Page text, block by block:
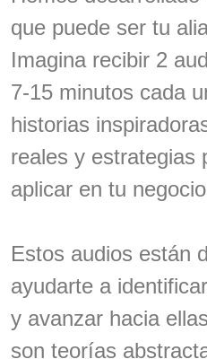
que puede ser tu
Imagina recibir 2
7-15 minutos cada
historias
reales y estrategias
aplicar en tu
Estos audios están
ayudarte a
y avanzar hacia
son teorías